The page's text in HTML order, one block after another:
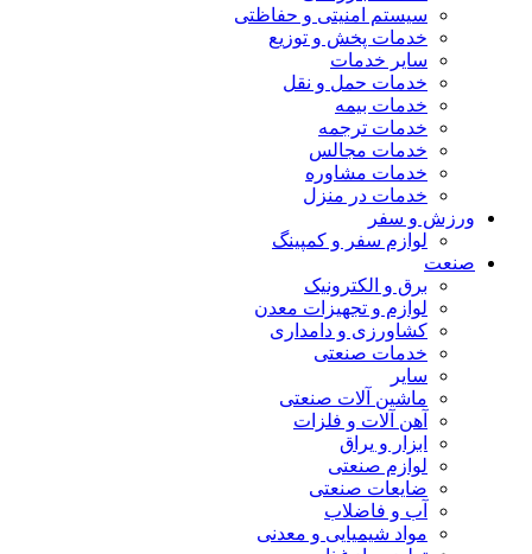
سیستم امنیتی و حفاظتی
خدمات پخش و توزیع
سایر خدمات
خدمات حمل و نقل
خدمات بیمه
خدمات ترجمه
خدمات مجالس
خدمات مشاوره
خدمات در منزل
ورزش و سفر
لوازم سفر و کمپینگ
صنعت
برق و الکترونیک
لوازم و تجهیزات معدن
کشاورزی و دامداری
خدمات صنعتی
سایر
ماشین آلات صنعتی
آهن آلات و فلزات
ابزار و یراق
لوازم صنعتی
ضایعات صنعتی
آب و فاضلاب
مواد شیمیایی و معدنی